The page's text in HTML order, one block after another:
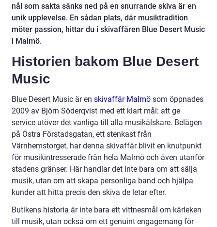
nål som sakta sänks ned på en snurrande skiva är en
unik upplevelse. En sådan plats, där musiktradition
möter passion, hittar du i skivaffären Blue Desert Music
i Malmö.
Historien bakom Blue Desert
Music
Blue Desert Music är en skivaffär Malmö som öppnades
2009 av Björn Söderqvist med ett klart mål: att ge
service utöver det vanliga till alla musikälskare. Belägen
på Östra Förstadsgatan, ett stenkast från
Värnhemstorget, har denna skivaffär blivit en knutpunkt
för musikintresserade från hela Malmö och även utanför
stadens gränser. Här handlar det inte bara om att sälja
musik, utan om att skapa personliga band och hjälpa
kunder att hitta precis den skiva de letar efter.
Butikens historia är inte bara ett vittnesmål om kärleken
till musik, utan också om ett genuint engagemang för